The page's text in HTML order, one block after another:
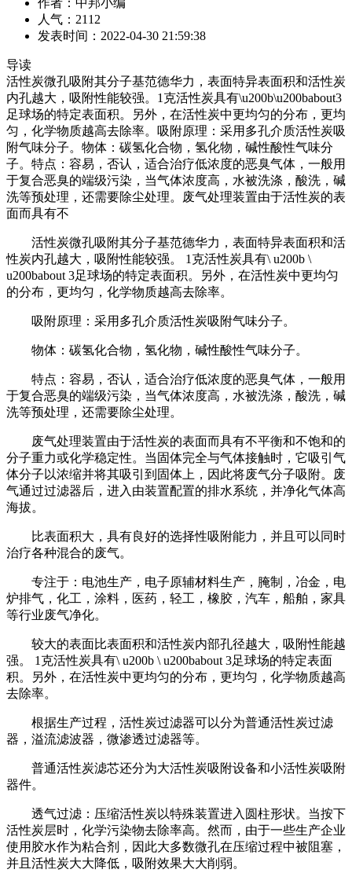
人气：2112
发表时间：2022-04-30 21:59:38
导读
活性炭微孔吸附其分子基范德华力，表面特异表面积和活性炭
内孔越大，吸附性能较强。1克活性炭具有\u200b\u200babout3
足球场的特定表面积。另外，在活性炭中更均匀的分布，更均
匀，化学物质越高去除率。吸附原理：采用多孔介质活性炭吸
附气味分子。物体：碳氢化合物，氢化物，碱性酸性气味分
子。特点：容易，否认，适合治疗低浓度的恶臭气体，一般用
于复合恶臭的端级污染，当气体浓度高，水被洗涤，酸洗，碱
洗等预处理，还需要除尘处理。废气处理装置由于活性炭的表
面而具有不
活性炭微孔吸附其分子基范德华力，表面特异表面积和活
性炭内孔越大，吸附性能较强。 1克活性炭具有\ u200b \
u200babout 3足球场的特定表面积。另外，在活性炭中更均匀
的分布，更均匀，化学物质越高去除率。
吸附原理：采用多孔介质活性炭吸附气味分子。
物体：碳氢化合物，氢化物，碱性酸性气味分子。
特点：容易，否认，适合治疗低浓度的恶臭气体，一般用
于复合恶臭的端级污染，当气体浓度高，水被洗涤，酸洗，碱
洗等预处理，还需要除尘处理。
废气处理装置由于活性炭的表面而具有不平衡和不饱和的
分子重力或化学稳定性。当固体完全与气体接触时，它吸引气
体分子以浓缩并将其吸引到固体上，因此将废气分子吸附。废
气通过过滤器后，进入由装置配置的排水系统，并净化气体高
海拔。
比表面积大，具有良好的选择性吸附能力，并且可以同时
治疗各种混合的废气。
专注于：电池生产，电子原辅材料生产，腌制，冶金，电
炉排气，化工，涂料，医药，轻工，橡胶，汽车，船舶，家具
等行业废气净化。
较大的表面比表面积和活性炭内部孔径越大，吸附性能越
强。 1克活性炭具有\ u200b \ u200babout 3足球场的特定表面
积。另外，在活性炭中更均匀的分布，更均匀，化学物质越高
去除率。
根据生产过程，活性炭过滤器可以分为普通活性炭过滤
器，溢流滤波器，微渗透过滤器等。
普通活性炭滤芯还分为大活性炭吸附设备和小活性炭吸附
器件。
透气过滤：压缩活性炭以特殊装置进入圆柱形状。当按下
活性炭层时，化学污染物去除率高。然而，由于一些生产企业
使用胶水作为粘合剂，因此大多数微孔在压缩过程中被阻塞，
并且活性炭大大降低，吸附效果大大削弱。